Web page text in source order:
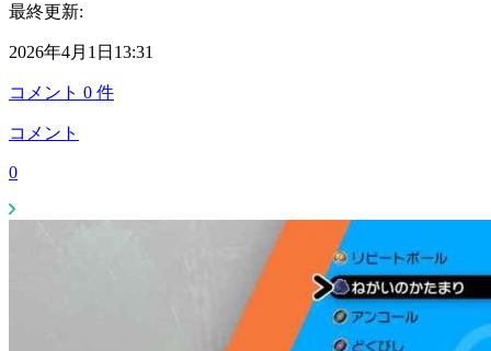
最終更新:
2026年4月1日13:31
コメント 0 件
コメント
0